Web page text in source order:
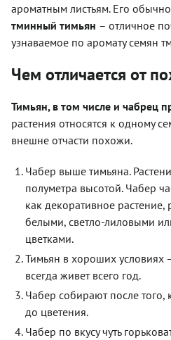
ароматным листьям. Его
тминный тимьян – отличное
узнаваемое по аромату семян
Чем отличается от
Тимьян, в том числе и чабрец
растения относятся к одному
внешне отчасти похожи.
Чабер выше тимьяна.
полуметра высотой. Чабер
как декоративное растение,
белыми, светло-лиловыми
цветками.
Тимьян в хороших условиях
всегда живет всего год.
Чабер собирают после того,
до цветения.
Чабер по вкусу чуть